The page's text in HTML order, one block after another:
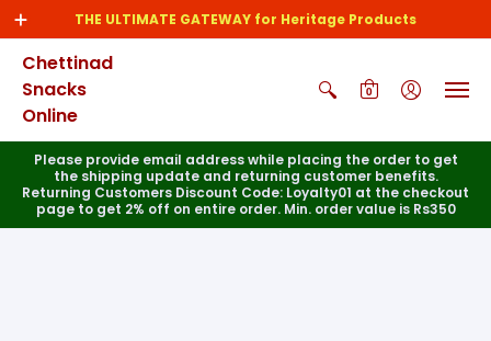
THE ULTIMATE GATEWAY for Heritage Products
Chettinad
Snacks
Online
0
Please provide email address while placing the order to get
the shipping update and returning customer benefits.
Returning Customers Discount Code: Loyalty01 at the checkout
page to get 2% off on entire order. Min. order value is Rs350